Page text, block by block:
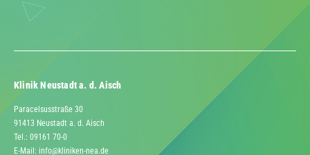
Klinik Neustadt a. d. Aisch
Paracelsusstraße 30
91413 Neustadt a. d. Aisch
Tel.: 09161 70-0
E-Mail: info@kliniken-nea.de